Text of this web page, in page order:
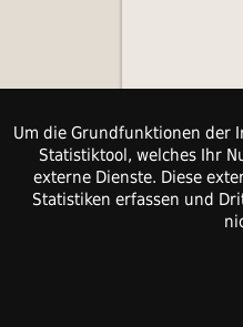
Um die Grundfunktionen der
Statistiktool, welches Ihr
externe Dienste. Diese
Statistiken erfassen und